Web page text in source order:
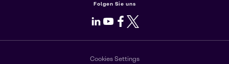
Folgen Sie uns
LinkedIn
Youtube
Facebook
X
Cookies Settings